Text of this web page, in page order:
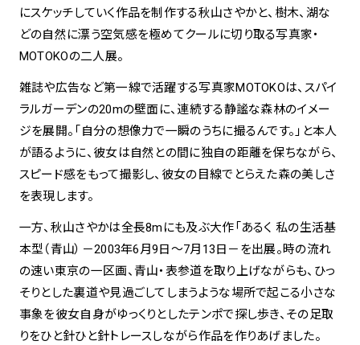
グランスタ東京店
にスケッチしていく作品を制作する秋山さやかと、樹木、湖な
どの自然に漂う空気感を極めてクールに切り取る写真家・
MOTOKOの二人展。
雑誌や広告など第一線で活躍する写真家MOTOKOは、スパイ
ラルガーデンの20mの壁面に、連続する静謐な森林のイメー
ジを展開。「自分の想像力で一瞬のうちに撮るんです。」と本人
が語るように、彼女は自然との間に独自の距離を保ちながら、
スピード感をもって撮影し、彼女の目線でとらえた森の美しさ
を表現します。
一方、秋山さやかは全長8mにも及ぶ大作「あるく 私の生活基
本型（青山）－2003年6月9日～7月13日－を出展。時の流れ
の速い東京の一区画、青山・表参道を取り上げながらも、ひっ
そりとした裏道や見過ごしてしまうような場所で起こる小さな
事象を彼女自身がゆっくりとしたテンポで探し歩き、その足取
りをひと針ひと針トレースしながら作品を作りあげました。